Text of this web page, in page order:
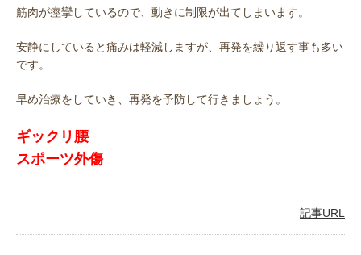
筋肉が痙攣しているので、動きに制限が出てしまいます。
安静にしていると痛みは軽減しますが、再発を繰り返す事も多い
です。
早め治療をしていき、再発を予防して行きましょう。
ギックリ腰
スポーツ外傷
記事URL